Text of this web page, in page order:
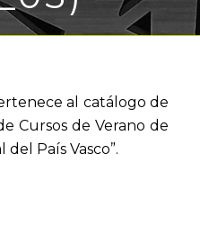
al catálogo de
Cursos de Verano de
País Vasco”.